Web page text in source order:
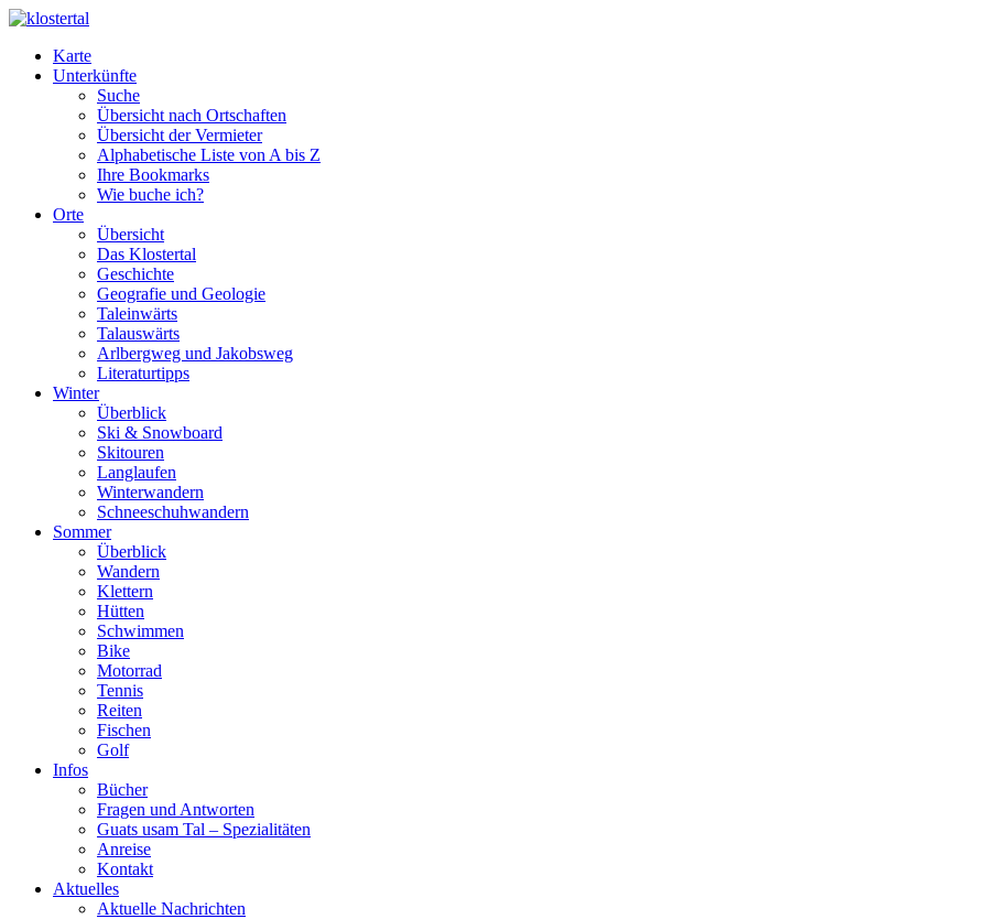
Zum
springenKarte
Unterkünfte
Suche
Übersicht nach Ortschaften
Übersicht der Vermieter
Alphabetische Liste von A bis Z
Ihre Bookmarks
Wie buche ich?
Orte
Übersicht
Das Klostertal
Geschichte
Geografie und Geologie
Taleinwärts
Talauswärts
Arlbergweg und Jakobsweg
Literaturtipps
Winter
Überblick
Ski & Snowboard
Skitouren
Langlaufen
Winterwandern
Schneeschuhwandern
Sommer
Überblick
Wandern
Klettern
Hütten
Schwimmen
Bike
Motorrad
Tennis
Reiten
Fischen
Golf
Infos
Bücher
Fragen und Antworten
Guats usam Tal – Spezialitäten
Anreise
Kontakt
Aktuelles
Aktuelle Nachrichten